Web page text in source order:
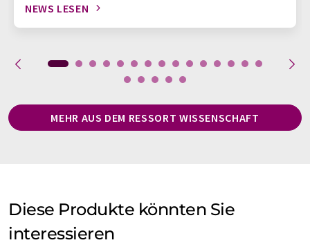
NEWS LESEN
MEHR AUS DEM RESSORT WISSENSCHAFT
Diese Produkte könnten Sie
interessieren